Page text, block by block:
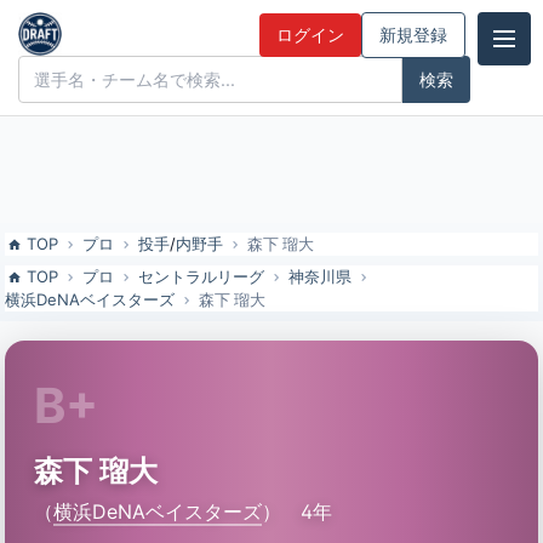
森下 瑠大（横浜DeNAベイスターズ）の特徴とドラフト評価 | ドラフト
候補とみんなの評価
ドラフト候補とみんなの評価 ログイン 新規登録
TOP プロ 投手/内野手
森下 瑠大
TOP
プロ セントラルリーグ
神奈川県
横浜DeNAベイスターズ
森下 瑠大
B+
森下 瑠大
（横浜DeNAベイスターズ） 4年